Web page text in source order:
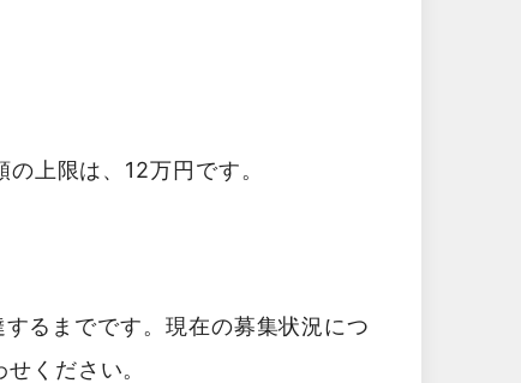
上限は、12万円です。
るまでです。現在の募集状況につ
ください。